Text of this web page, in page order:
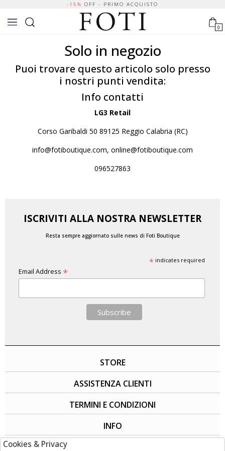
-15% OFF - PRIMO ACQUISTO
0
Solo in negozio
Puoi trovare questo articolo solo presso
i nostri punti vendita:
Info contatti
LG3 Retail
Corso Garibaldi 50 89125 Reggio Calabria (RC)
info@fotiboutique.com, online@fotiboutique.com
096527863
ISCRIVITI ALLA NOSTRA NEWSLETTER
Resta sempre aggiornato sulle news di Foti Boutique
*indicates required
Email Address *
STORE
ASSISTENZA CLIENTI
TERMINI E CONDIZIONI
INFO
Cookies & Privacy